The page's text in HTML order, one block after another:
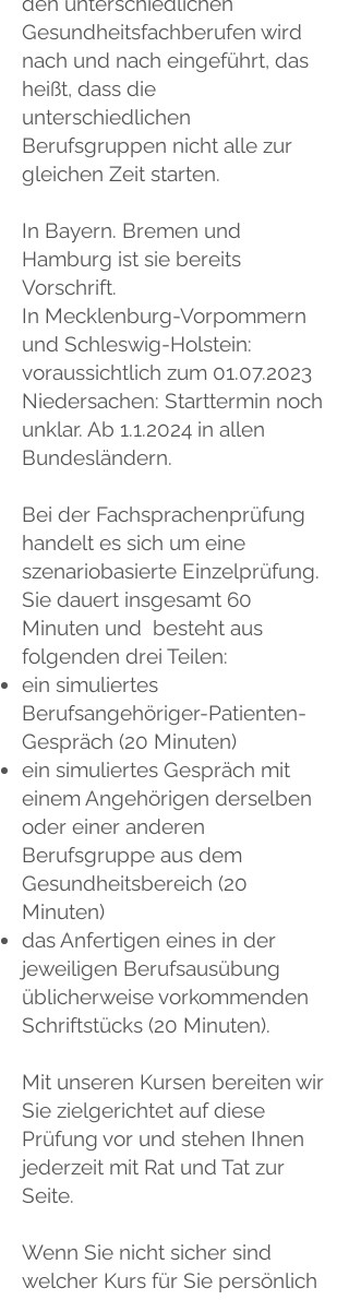
Gesundheitsfachberufen wird
nach und nach eingeführt, das
heißt, dass die
unterschiedlichen
Berufsgruppen nicht alle zur
gleichen Zeit starten.
In Bayern. Bremen und
Hamburg ist sie bereits
Vorschrift.
In Mecklenburg-Vorpommern
und Schleswig-Holstein:
voraussichtlich zum 01.07.2023
Niedersachen: Starttermin noch
unklar. Ab 1.1.2024 in allen
Bundesländern.
Bei der Fachsprachenprüfung
handelt es sich um eine
szenariobasierte Einzelprüfung.
Sie dauert insgesamt 60
Minuten und besteht aus
folgenden drei Teilen:
ein simuliertes
Berufsangehöriger-Patienten-
Gespräch (20 Minuten)
ein simuliertes Gespräch mit
einem Angehörigen derselben
oder einer anderen
Berufsgruppe aus dem
Gesundheitsbereich (20
Minuten)
das Anfertigen eines in der
jeweiligen Berufsausübung
üblicherweise vorkommenden
Schriftstücks (20 Minuten).
Mit unseren Kursen bereiten wir
Sie zielgerichtet auf diese
Prüfung vor und stehen Ihnen
jederzeit mit Rat und Tat zur
Seite.
Wenn Sie nicht sicher sind
welcher Kurs für Sie persönlich